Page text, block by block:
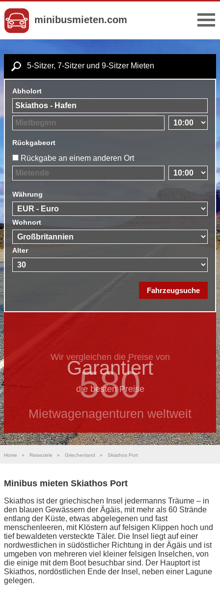
minibusmieten.com
5-Sitzer, 7-Sitzer und 9-Sitzer Mieten
Abholort
Rückgabeort
Rückgabe an einem anderen Ort
Währung
Wohnort
Alter
Wir vergleichen die Preise von
580
Mietwagenagenturen weltweit
Garantiert
die besten Preise
Home » Reiseziele » Griechenland » Skiathos Port
Minibus mieten Skiathos Port
Skiathos ist der griechischen Insel jedermanns Träume – in
den blauen Gewässern der Ägäis, mit mehr als 60 Strände
entlang der Küste, etwas abgelegenen und fast
menschenleeren, mit Klöstern auf felsigen Klippen hoch und
tief bewaldeten versteckte Täler. Die Insel liegt auf einer
nordwestlichen in südöstlicher Richtung in der Ägäis und ist
umgeben von mehreren viel kleiner felsigen Inselchen, von
die einige mit dem Boot besuchbar sind. Der Hauptort ist
Skiathos, nordöstlichen Ende der Insel, neben einer Lagune
gelegen.